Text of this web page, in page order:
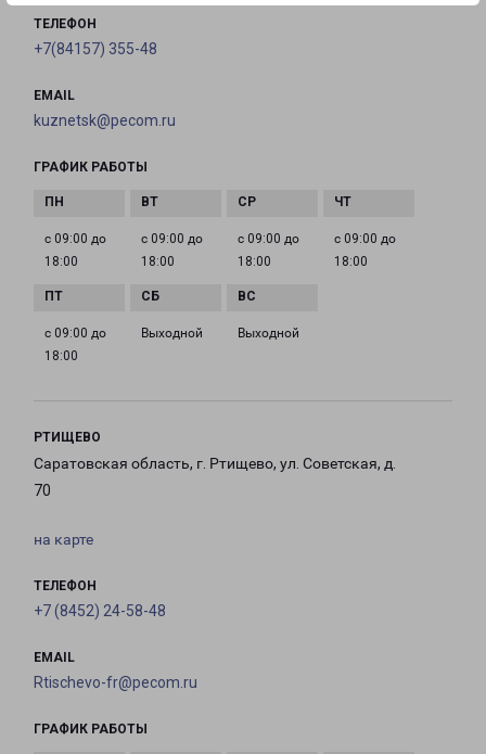
ТЕЛЕФОН
+7(84157) 355-48
EMAIL
kuznetsk@pecom.ru
ГРАФИК РАБОТЫ
с 09:00 до
18:00
с 09:00 до
18:00
с 09:00 до
18:00
с 09:00 до
18:00
с 09:00 до
18:00
Выходной Выходной
РТИЩЕВО
Саратовская область, г. Ртищево, ул. Советская, д.
70
на карте
ТЕЛЕФОН
+7 (8452) 24-58-48
EMAIL
Rtischevo-fr@pecom.ru
ГРАФИК РАБОТЫ